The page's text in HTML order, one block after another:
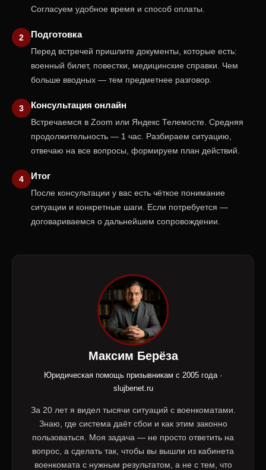
Согласуем удобное время и способ оплаты.
Подготовка
Перед встречей пришлите документы, которые есть:
военный билет, повестки, медицинские справки. Чем
больше вводных — тем предметнее разговор.
Консультация онлайн
Встречаемся в Zoom или Яндекс Телемосте. Средняя
продолжительность — 1 час. Разбираем ситуацию,
отвечаю на все вопросы, формируем план действий.
Итог
После консультации у вас есть чёткое понимание
ситуации и конкретные шаги. Если потребуется —
договариваемся о дальнейшем сопровождении.
Максим Берёза
Юридическая помощь призывникам с 2005 года ·
slujbenet.ru
За 20 лет я видел тысячи ситуаций с военкоматами.
Знаю, где система даёт сбои и как этим законно
пользоваться. Моя задача — не просто ответить на
вопрос, а сделать так, чтобы вы вышли из кабинета
военкомата с нужным результатом, а не с тем, что